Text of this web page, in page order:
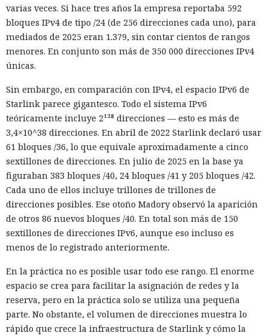
varias veces. Si hace tres años la empresa reportaba 592
bloques IPv4 de tipo /24 (de 256 direcciones cada uno), para
mediados de 2025 eran 1.379, sin contar cientos de rangos
menores. En conjunto son más de 350 000 direcciones IPv4
únicas.
Sin embargo, en comparación con IPv4, el espacio IPv6 de
Starlink parece gigantesco. Todo el sistema IPv6
teóricamente incluye 2¹²⁸ direcciones — esto es más de
3,4×10^38 direcciones. En abril de 2022 Starlink declaró usar
61 bloques /36, lo que equivale aproximadamente a cinco
sextillones de direcciones. En julio de 2025 en la base ya
figuraban 383 bloques /40, 24 bloques /41 y 205 bloques /42.
Cada uno de ellos incluye trillones de trillones de
direcciones posibles. Ese otoño Madory observó la aparición
de otros 86 nuevos bloques /40. En total son más de 150
sextillones de direcciones IPv6, aunque eso incluso es
menos de lo registrado anteriormente.
En la práctica no es posible usar todo ese rango. El enorme
espacio se crea para facilitar la asignación de redes y la
reserva, pero en la práctica solo se utiliza una pequeña
parte. No obstante, el volumen de direcciones muestra lo
rápido que crece la infraestructura de Starlink y cómo la